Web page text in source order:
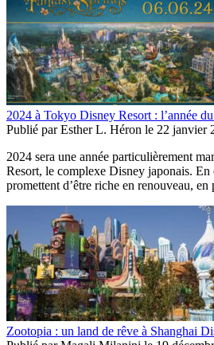
2024 à Tokyo Disney Resort : l’année
Publié parEsther L. Héron le 22 janvier
2024 sera une année particulièrement
Resort, le complexe Disney japonais.
promettent d’être riche en renouveau,
Zootopia : un land de rêve à Shanghai